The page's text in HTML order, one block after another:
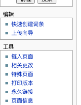
编辑
快速创建词条
上传向导
工具
链入页面
相关更改
特殊页面
打印版本
永久链接
页面信息